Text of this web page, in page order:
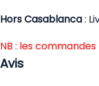
Hors Casablanca:
NB : les
Avis